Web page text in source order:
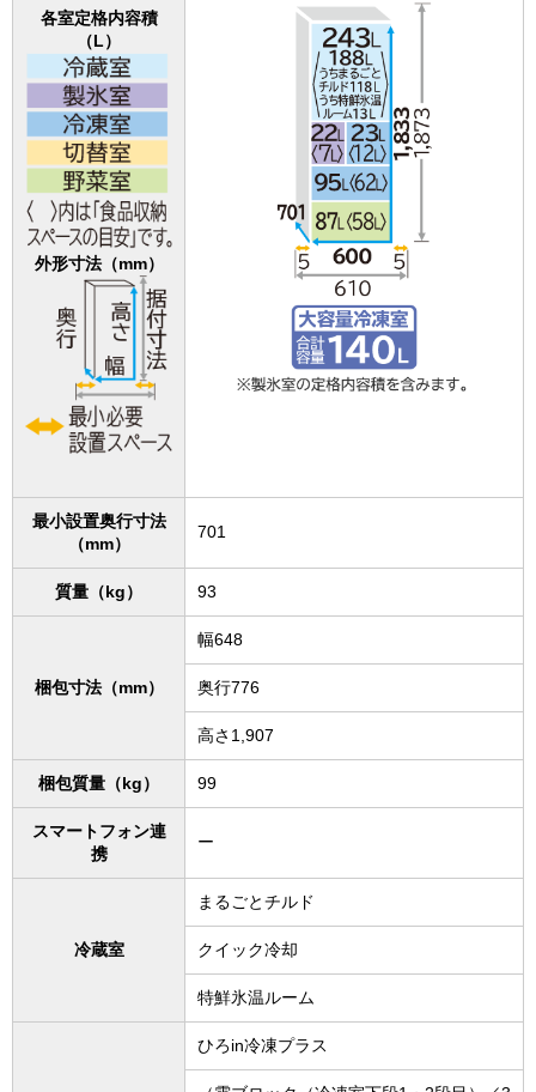
各室定格内容積
（L）
外形寸法（mm）
最小設置奥行寸法
（mm）
701
質量（kg） 93
梱包寸法（mm）
幅648
奥行776
高さ1,907
梱包質量（kg） 99
スマートフォン連
携
ー
冷蔵室
まるごとチルド
クイック冷却
特鮮氷温ルーム
ひろin冷凍プラス